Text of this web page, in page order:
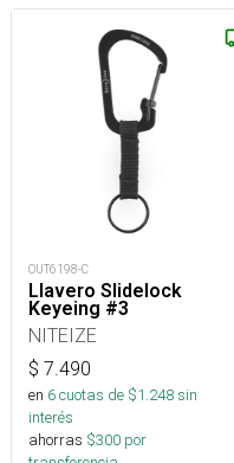
OUT6198-C
Llavero Slidelock
Keyeing #3
NITEIZE
$ 7.490
en 6cuotas de $1.248sin
interés
ahorras $300 por